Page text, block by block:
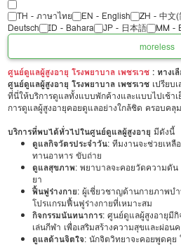
TH - ‏ภาษาไทย EN - English ZH - 中文
Deutsch
ID - Bahara JP - 日本語
MM -
moreless
ศูนย์ดูแลผู้สูงอายุ โรงพยาบาล เพชรเวช : ทางเ
ศูนย์ดูแลผู้สูงอายุ โรงพยาบาล เพชรเวช เปรียบ
ที่นี่ให้บริการดูแลทั้งแบบพักค้างและแบบไปเช้า
การดูแลผู้สูงอายุคอยดูแลอย่างใกล้ชิด ครอบคลุ
บริการที่พบได้ทั่วไปในศูนย์ดูแลผู้สูงอายุ มีดังนี้
ดูแลกิจวัตรประจำวัน: ทีมงานจะช่วยเหลื
ทานอาหาร ขับถ่าย
ดูแลสุขภาพ: พยาบาลจะคอยวัดความดั
ยา
ฟื้นฟูร่างกาย: ผู้เชี่ยวชาญด้านกายภาพบ
โปรแกรมฟื้นฟูร่างกายที่เหมาะสม
กิจกรรมนันทนาการ: ศูนย์ดูแลผู้สูงอายุมีกิ
เล่นกีฬา เพื่อเสริมสร้างความสุขและผ่อน
ดูแลด้านจิตใจ: นักจิตวิทยาจะคอยพูดคุย